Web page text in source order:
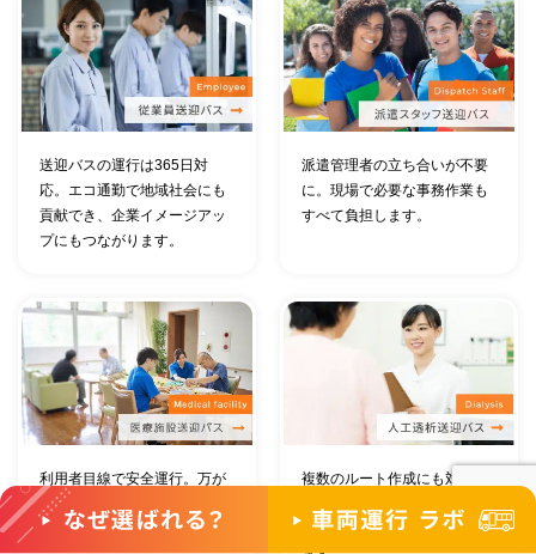
送迎バスの運行は365日対
応。エコ通勤で地域社会にも
貢献でき、企業イメージアッ
プにもつながります。
派遣管理者の立ち合いが不要
に。現場で必要な事務作業も
すべて負担します。
利用者目線で安全運行。万が
一の事故処理や保険もすべて
お任せいただけます。
複数のルート作成にも対応。
アtoドアで通院が可能になり